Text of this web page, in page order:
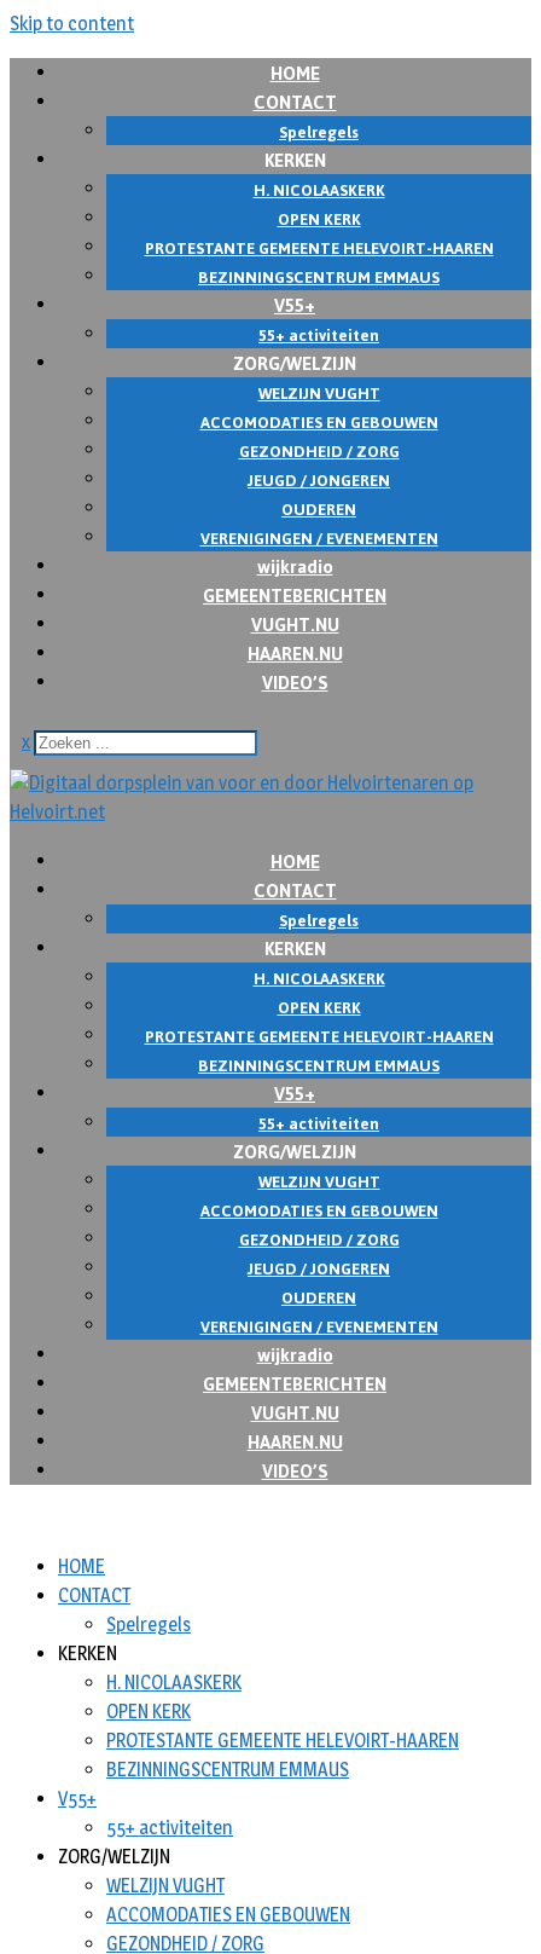
Skip to content
HOME
CONTACT
Spelregels
KERKEN
H. NICOLAASKERK
OPEN KERK
PROTESTANTE GEMEENTE HELEVOIRT-HAAREN
BEZINNINGSCENTRUM EMMAUS
V55+
55+ activiteiten
ZORG/WELZIJN
WELZIJN VUGHT
ACCOMODATIES EN GEBOUWEN
GEZONDHEID / ZORG
JEUGD / JONGEREN
OUDEREN
VERENIGINGEN / EVENEMENTEN
wijkradio
GEMEENTEBERICHTEN
VUGHT.NU
HAAREN.NU
VIDEO’S
x
HOME
CONTACT
Spelregels
KERKEN
H. NICOLAASKERK
OPEN KERK
PROTESTANTE GEMEENTE HELEVOIRT-HAAREN
BEZINNINGSCENTRUM EMMAUS
V55+
55+ activiteiten
ZORG/WELZIJN
WELZIJN VUGHT
ACCOMODATIES EN GEBOUWEN
GEZONDHEID / ZORG
JEUGD / JONGEREN
OUDEREN
VERENIGINGEN / EVENEMENTEN
wijkradio
GEMEENTEBERICHTEN
VUGHT.NU
HAAREN.NU
VIDEO’S
HOME
CONTACT
Spelregels
KERKEN
H. NICOLAASKERK
OPEN KERK
PROTESTANTE GEMEENTE HELEVOIRT-HAAREN
BEZINNINGSCENTRUM EMMAUS
V55+
55+ activiteiten
ZORG/WELZIJN
WELZIJN VUGHT
ACCOMODATIES EN GEBOUWEN
GEZONDHEID / ZORG